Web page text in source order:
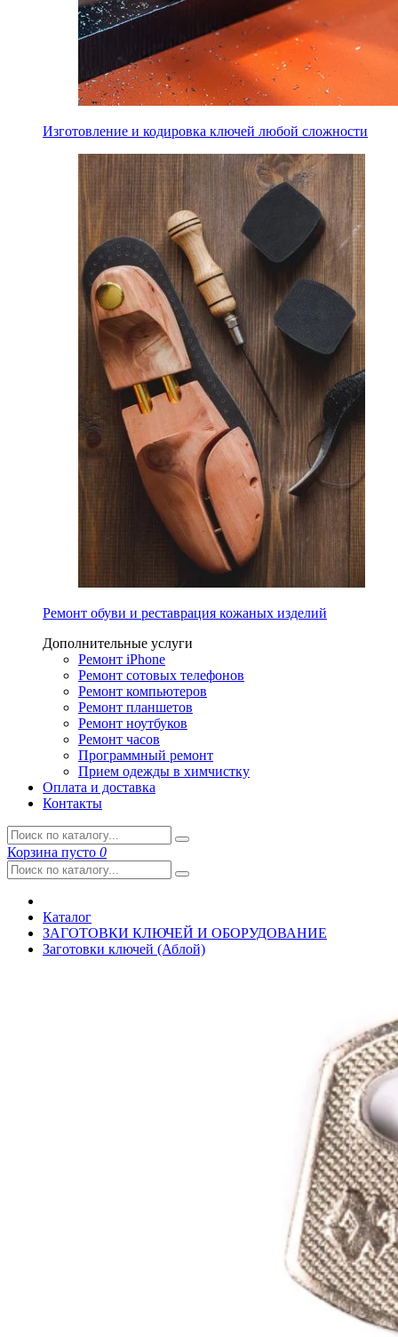
Изготовление и кодировка ключей любой сложности
Ремонт обуви и реставрация кожаных изделий
Дополнительные услуги
Ремонт iPhone
Ремонт сотовых телефонов
Ремонт компьютеров
Ремонт планшетов
Ремонт ноутбуков
Ремонт часов
Программный ремонт
Прием одежды в химчистку
Оплата и доставка
Контакты
Корзина пусто 0
Каталог
ЗАГОТОВКИ КЛЮЧЕЙ И ОБОРУДОВАНИЕ
Заготовки ключей (Аблой)